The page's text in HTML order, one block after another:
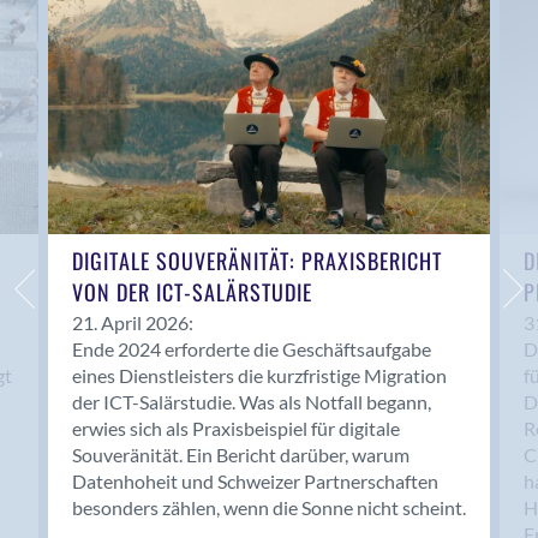
Anwil
Appenzell
Au SG
Baar
Baden
Balsthal
Balzers
Basel
Bassersdorf
Belp
Bendern
Benken (SG)
Bergdietikon
Berlin
Bern
Bern - Liebefeld
DIGITALE SOUVERÄNITÄT: PRAXISBERICHT
VON DER ICT-SALÄRSTUDIE
21. April 2026:
Ende 2024 erforderte die Geschäftsaufgabe
eines Dienstleisters die kurzfristige Migration
der ICT-Salärstudie. Was als Notfall begann,
erwies sich als Praxisbeispiel für digitale
Souveränität. Ein Bericht darüber, warum
Datenhoheit und Schweizer Partnerschaften
besonders zählen, wenn die Sonne nicht scheint.